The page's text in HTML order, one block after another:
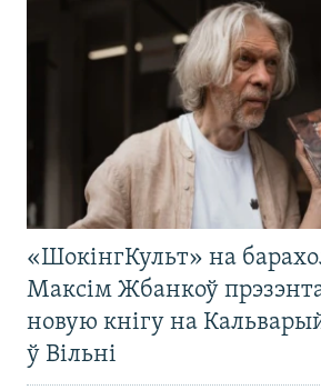
«ШокінгКульт» на
Максім Жбанкоў
новую кнігу на
ў Вільні